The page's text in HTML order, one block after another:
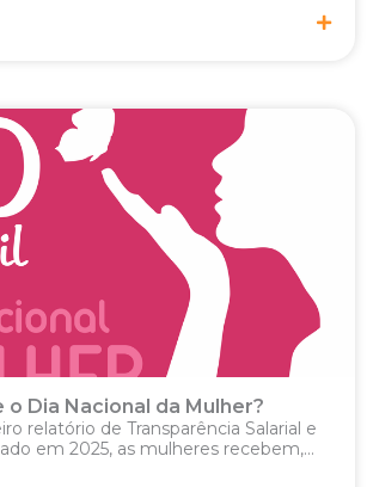
Dia Nacional da Mulher?
relatório de Transparência Salarial e
em 2025, as mulheres recebem,...